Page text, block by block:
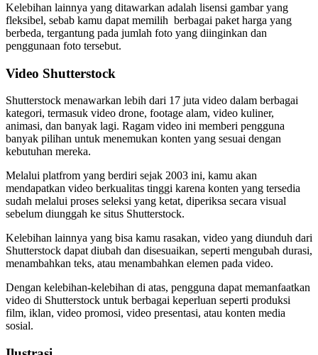
Kelebihan lainnya yang ditawarkan adalah lisensi gambar yang
fleksibel, sebab kamu dapat memilih berbagai paket harga yang
berbeda, tergantung pada jumlah foto yang diinginkan dan
penggunaan foto tersebut.
Video Shutterstock
Shutterstock menawarkan lebih dari 17 juta video dalam berbagai
kategori, termasuk video drone, footage alam, video kuliner,
animasi, dan banyak lagi. Ragam video ini memberi pengguna
banyak pilihan untuk menemukan konten yang sesuai dengan
kebutuhan mereka.
Melalui platfrom yang berdiri sejak 2003 ini, kamu akan
mendapatkan video berkualitas tinggi karena konten yang tersedia
sudah melalui proses seleksi yang ketat, diperiksa secara visual
sebelum diunggah ke situs Shutterstock.
Kelebihan lainnya yang bisa kamu rasakan, video yang diunduh dari
Shutterstock dapat diubah dan disesuaikan, seperti mengubah durasi,
menambahkan teks, atau menambahkan elemen pada video.
Dengan kelebihan-kelebihan di atas, pengguna dapat memanfaatkan
video di Shutterstock untuk berbagai keperluan seperti produksi
film, iklan, video promosi, video presentasi, atau konten media
sosial.